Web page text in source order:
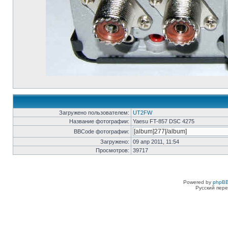
Загружено пользователем:
UT2FW
Название фотографии:
Yaesu FT-857 DSC 4275
BBCode фотографии:
Загружено:
09 апр 2011, 11:54
Просмотров:
39717
Powered by
Русский